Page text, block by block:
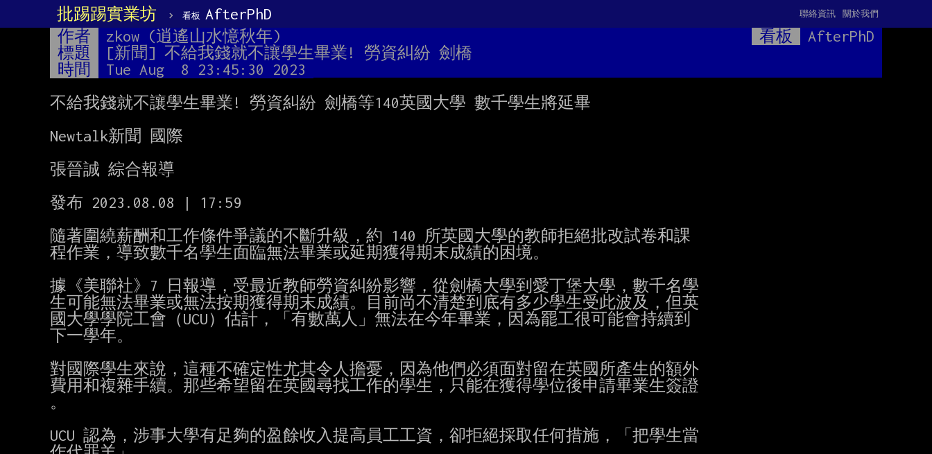
批踢踢實業坊 › 看板 AfterPhD 關於我們
聯絡資訊
作者 zkow (逍遙山水憶秋年) 看板
AfterPhD
標題
[新聞] 不給我錢就不讓學生畢業! 勞資糾紛 劍橋
時間
Tue Aug  8 23:45:30 2023
不給我錢就不讓學生畢業! 勞資糾紛 劍橋等140英國大學 數千學生將延畢
Newtalk新聞 國際
張晉誠 綜合報導
發布 2023.08.08 | 17:59
隨著圍繞薪酬和工作條件爭議的不斷升級，約 140 所英國大學的教師拒絕批改試卷和課
程作業，導致數千名學生面臨無法畢業或延期獲得期末成績的困境。
據《美聯社》7 日報導，受最近教師勞資糾紛影響，從劍橋大學到愛丁堡大學，數千名學
生可能無法畢業或無法按期獲得期末成績。目前尚不清楚到底有多少學生受此波及，但英
國大學學院工會（UCU）估計，「有數萬人」無法在今年畢業，因為罷工很可能會持續到
下一學年。
對國際學生來說，這種不確定性尤其令人擔憂，因為他們必須面對留在英國所產生的額外
費用和複雜手續。那些希望留在英國尋找工作的學生，只能在獲得學位後申請畢業生簽證
。
UCU 認為，涉事大學有足夠的盈餘收入提高員工工資，卻拒絕採取任何措施，「把學生當